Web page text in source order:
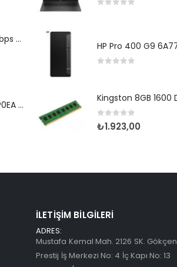
Dahua 16 Port 100Mbps Cloud PoE (CS4218-16ET-240)
HP Pro 400 G9 6U3P0EA i7 12700-16G-512SSD-W11Pro
0 5 üzerinden
₺1.923,00
İLETIŞIM BILGILERI
ADRES:
Mustafa Kemal Mah. 2126 SK. Gökçen
Prestij İş Merkezi No: 4 İç Kapı No: 13